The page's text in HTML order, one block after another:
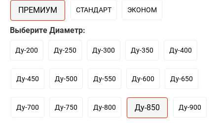
ПРЕМИУМ СТАНДАРТ ЭКОНОМ
Выберите Диаметр:
Ду-200 Ду-250 Ду-300 Ду-350 Ду-400
Ду-450 Ду-500 Ду-550 Ду-600 Ду-650
Ду-700 Ду-750 Ду-800 Ду-850 Ду-900